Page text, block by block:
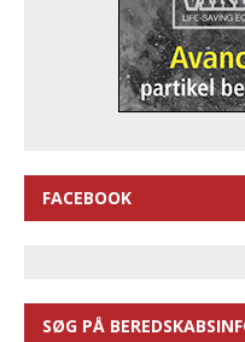
FACEBOOK
SØG PÅ